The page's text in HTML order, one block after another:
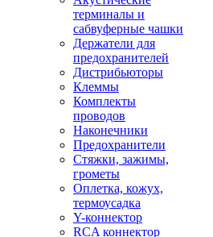
терминалы и
сабвуферные чашки
Держатели для
предохранителей
Дистрибьюторы
Клеммы
Комплекты
проводов
Наконечники
Предохранители
Стяжки, зажимы,
грометы
Оплетка, кожух,
термоусадка
Y-коннектор
RCA коннектор